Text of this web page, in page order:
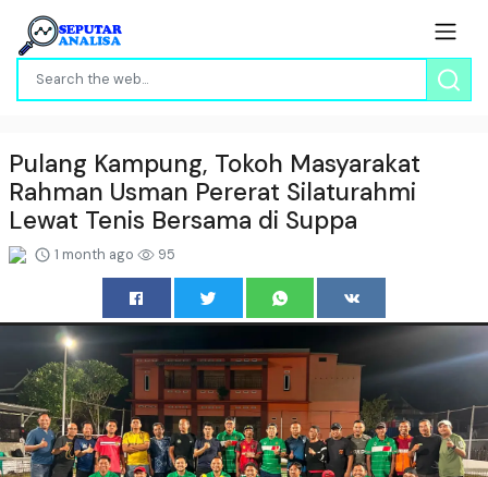
Pulang Kampung, Tokoh Masyarakat
Rahman Usman Pererat Silaturahmi
Lewat Tenis Bersama di Suppa
1 month ago 95